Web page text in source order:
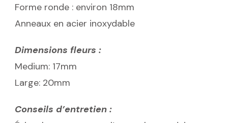
Forme ronde : environ 18mm
Anneaux en acier inoxydable
Dimensions fleurs :
Medium: 17mm
Large: 20mm
Conseils d’entretien :